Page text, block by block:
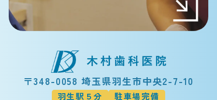
〒348-0058 埼玉県羽生市中央2-7-10
羽生駅５分 駐車場完備